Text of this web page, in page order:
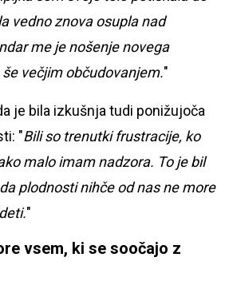
vedno znova osupla nad
me je nošenje novega
večjim občudovanjem."
je bila izkušnja tudi ponižujoča
"Bili so trenutki frustracije, ko
malo imam nadzora. To je bil
plodnosti nihče od nas ne more
"
vsem, ki se soočajo z